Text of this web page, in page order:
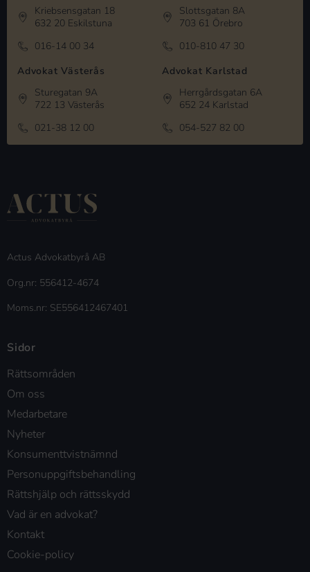
Kriebsensgatan 18
632 20 Eskilstuna
016-14 00 34
Slottsgatan 8A
703 61 Örebro
010-810 47 30
Advokat Västerås
Sturegatan 9A
722 13 Västerås
021-38 12 00
Advokat Karlstad
Herrgårdsgatan 6A
652 24 Karlstad
054-527 82 00
Actus Advokatbyrå AB
Org.nr: 556412-4674
Moms.nr: SE556412467401
Sidor
Rättsområden
Om oss
Medarbetare
Nyheter
Konsumenttvistnämnd
Personuppgiftsbehandling
Rättshjälp och rättsskydd
Vad är en advokat?
Kontakt
Cookie-policy